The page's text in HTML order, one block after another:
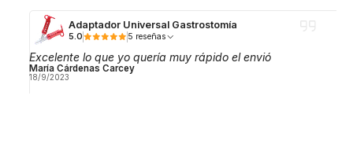
Adaptador Universal Gastrostomía
5.0 5 reseñas
Excelente lo que yo quería muy rápido el envió
María Cárdenas Carcey
18/9/2023